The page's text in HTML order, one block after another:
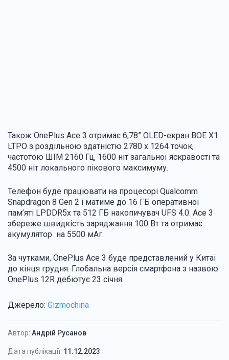
Також OnePlus Ace 3 отримає 6,78” OLED-екран BOE X1
LTPO з роздільною здатністю 2780 x 1264 точок,
частотою ШІМ 2160 Гц, 1600 ніт загальної яскравості та
4500 ніт локального пікового максимуму.
Телефон буде працювати на процесорі Qualcomm
Snapdragon 8 Gen 2 і матиме до 16 ГБ оперативної
пам’яті LPDDR5x та 512 ГБ накопичувач UFS 4.0. Ace 3
збереже швидкість заряджання 100 Вт та отримає
акумулятор на 5500 мАг.
За чутками, OnePlus Ace 3 буде представлений у Китаї
до кінця грудня. Глобальна версія смартфона з назвою
OnePlus 12R дебютує 23 січня.
Джерело: Gizmochina
Автор: Андрій Русанов
Дата публікації: 11.12.2023